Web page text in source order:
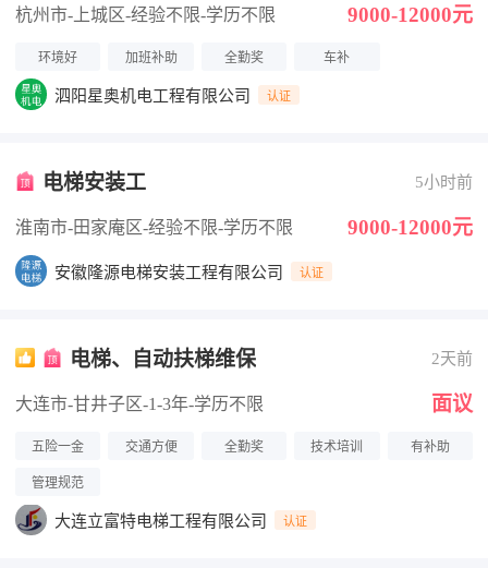
杭州市-上城区-经验不限-学历不限 9000-12000元
环境好 加班补助 全勤奖 车补
泗阳星奥机电工程有限公司 认证
电梯安装工 5小时前
淮南市-田家庵区-经验不限-学历不限 9000-12000元
安徽隆源电梯安装工程有限公司 认证
电梯、自动扶梯维保 2天前
大连市-甘井子区-1-3年-学历不限 面议
五险一金 交通方便 全勤奖 技术培训 有补助
管理规范
大连立富特电梯工程有限公司 认证